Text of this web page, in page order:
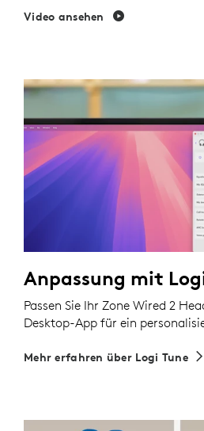
Video ansehen
Anpassung mit
Passen Sie Ihr Zone Wired 2
Desktop-App für ein
Mehr erfahren über Logi Tune